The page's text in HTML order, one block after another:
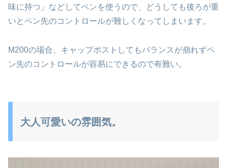
味に持つ」などしてペンを使うので、どうしても後ろが重
いとペン先のコントロールが難しくなってしまいます。
M200の場合、キャップポストしてもバランスが崩れずペ
ン先のコントロールが容易にできるので有難い。
大人可愛いの雰囲気。